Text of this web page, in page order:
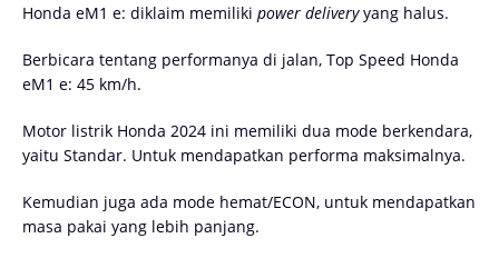
Honda eM1 e: diklaim memiliki power deliveryyang halus.
Berbicara tentang performanya di jalan, Top Speed Honda
eM1 e: 45 km/h.
Motor listrik Honda 2024 ini memiliki dua mode berkendara,
yaitu Standar. Untuk mendapatkan performa maksimalnya.
Kemudian juga ada mode hemat/ECON, untuk mendapatkan
masa pakai yang lebih panjang.